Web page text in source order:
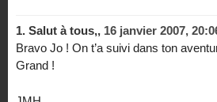
1. Salut à tous,, 16 janvier 2007,
Bravo Jo ! On t’a suivi dans ton
Grand !